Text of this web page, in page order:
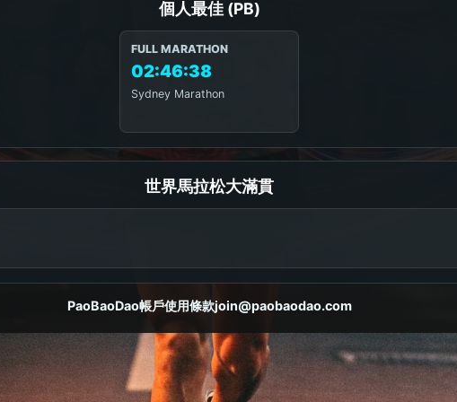
個人最佳 (PB)
FULL MARATHON
02:46:38
Sydney Marathon
世界馬拉松大滿貫
PaoBaoDao帳戶使用條款join@paobaodao.com